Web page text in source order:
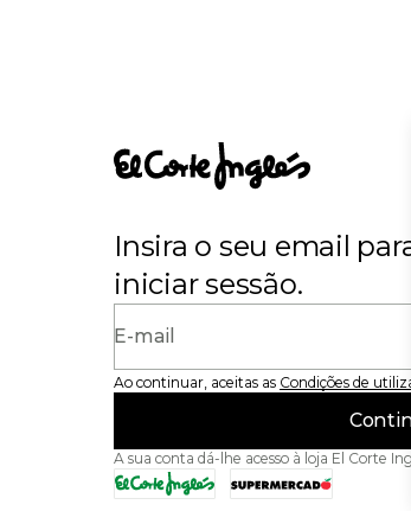
Insira o seu email
iniciar sessão.
E-mail
Ao continuar, aceitas as Condições de
A sua conta dá-lhe acesso à loja El Corte